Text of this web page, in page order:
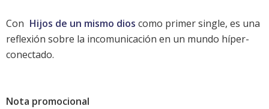
Con Hijos de un mismo dios como primer single, es una
reflexión sobre la incomunicación en un mundo híper-
conectado.
Nota promocional